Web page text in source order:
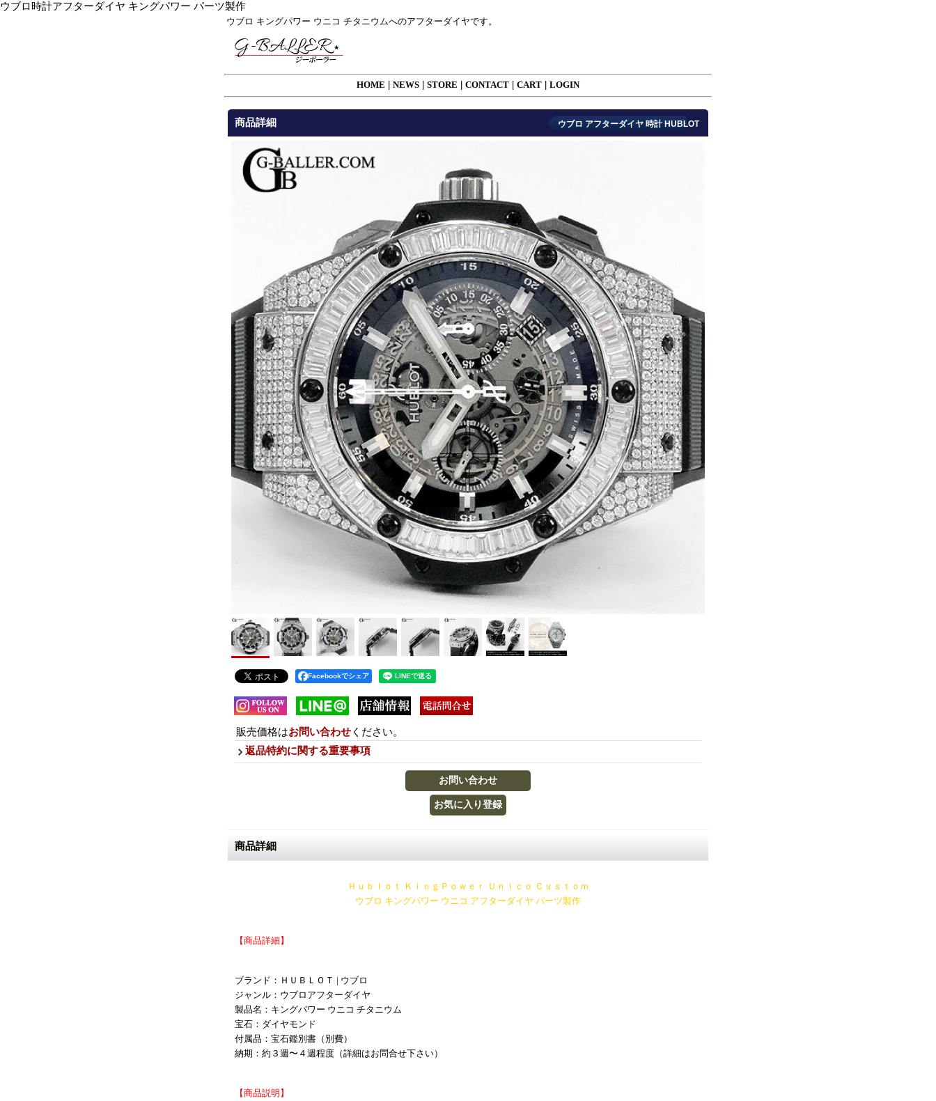
ウブロ時計アフターダイヤ キングパワー パーツ製作
ウブロ キングパワー ウニコ チタニウムへのアフターダイヤです。
HOME NEWS STORE CONTACT CART LOGIN
商品詳細 ウブロ アフターダイヤ 時計 HUBLOT
Facebookでシェア
販売価格はお問い合わせ ください。
返品特約に関する重要事項
商品詳細
Ｈｕｂｌｏｔ ＫｉｎｇＰｏｗｅｒ Ｕｎｉｃｏ Ｃｕｓｔｏｍ
ウブロ キングパワー ウニコ アフターダイヤ パーツ製作
【商品詳細】
ブランド：ＨＵＢＬＯＴ | ウブロ
ジャンル：ウブロアフターダイヤ
製品名：キングパワー ウニコ チタニウム
宝石：ダイヤモンド
付属品：宝石鑑別書（別費）
納期：約３週〜４週程度（詳細はお問合せ下さい）
【商品説明】